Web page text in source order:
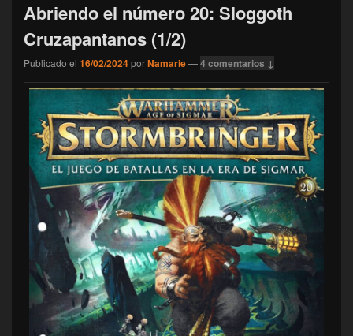
Abriendo el número 20: Sloggoth
Cruzapantanos (1/2)
Publicado el 16/02/2024porNamarie—4 comentarios ↓